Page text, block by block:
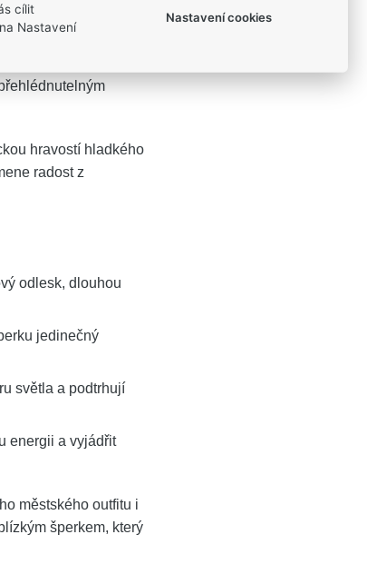
hravostí hladkého
radost z
odlesk, dlouhou
jedinečný
světla a podtrhují
energii a vyjádřit
městského outfitu i
šperkem, který
cílit
Nastavení
Nastavení cookies